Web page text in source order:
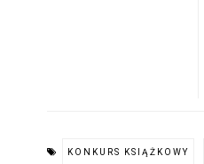
KONKURS KSIĄŻKOWY